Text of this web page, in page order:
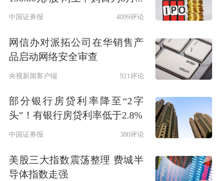
峰、碳中和目标建立相关产业转型标
准，推进行业信息披露，建立健全行业
信息沟通和共享机制，完善激励约束，
丰富金融产品体系，加大金融支持相关
行业低碳转型力度，助力长江经济带高
质量发展。
在主旨演讲环节，北京大学汇丰金融研
中国证券报 4099评论
网信办对派拓公司在华销售产
品启动网络安全审查
央视新闻客户端 921评论
部分银行房贷利率降至“2字
头”！有银行房贷利率低于2.8%
中国证券报 380评论
美股三大指数震荡整理 费城半
导体指数走强